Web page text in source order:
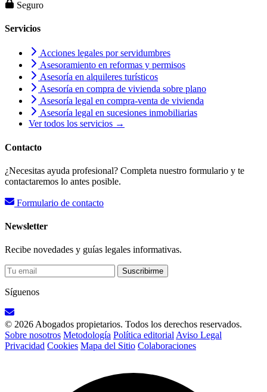
Seguro
Servicios
Acciones legales por servidumbres
Asesoramiento en reformas y permisos
Asesoría en alquileres turísticos
Asesoría en compra de vivienda sobre plano
Asesoría legal en compra-venta de vivienda
Asesoría legal en sucesiones inmobiliarias
Ver todos los servicios →
Contacto
¿Necesitas ayuda profesional? Completa nuestro formulario y te
contactaremos lo antes posible.
Formulario de contacto
Newsletter
Recibe novedades y guías legales informativas.
Suscribirme
Síguenos
© 2026 Abogados propietarios. Todos los derechos reservados.
Sobre nosotros Metodología Política editorial Aviso Legal
Privacidad Cookies Mapa del Sitio Colaboraciones